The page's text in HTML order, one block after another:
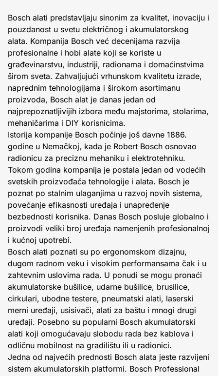
Bosch alati predstavljaju sinonim za kvalitet, inovaciju i
pouzdanost u svetu električnog i akumulatorskog
alata. Kompanija Bosch već decenijama razvija
profesionalne i hobi alate koji se koriste u
građevinarstvu, industriji, radionama i domaćinstvima
širom sveta. Zahvaljujući vrhunskom kvalitetu izrade,
naprednim tehnologijama i širokom asortimanu
proizvoda, Bosch alat je danas jedan od
najprepoznatljivijih izbora među majstorima, stolarima,
mehaničarima i DIY korisnicima.
Istorija kompanije Bosch počinje još davne 1886.
godine u Nemačkoj, kada je Robert Bosch osnovao
radionicu za preciznu mehaniku i elektrotehniku.
Tokom godina kompanija je postala jedan od vodećih
svetskih proizvođača tehnologije i alata. Bosch je
poznat po stalnim ulaganjima u razvoj novih sistema,
povećanje efikasnosti uređaja i unapređenje
bezbednosti korisnika. Danas Bosch posluje globalno i
proizvodi veliki broj uređaja namenjenih profesionalnoj
i kućnoj upotrebi.
Bosch alati poznati su po ergonomskom dizajnu,
dugom radnom veku i visokim performansama čak i u
zahtevnim uslovima rada. U ponudi se mogu pronaći
akumulatorske bušilice, udarne bušilice, brusilice,
cirkulari, ubodne testere, pneumatski alati, laserski
merni uređaji, usisivači, alati za baštu i mnogi drugi
uređaji. Posebno su popularni Bosch akumulatorski
alati koji omogućavaju slobodu rada bez kablova i
odličnu mobilnost na gradilištu ili u radionici.
Jedna od najvećih prednosti Bosch alata jeste razvijeni
sistem akumulatorskih platformi. Bosch Professional